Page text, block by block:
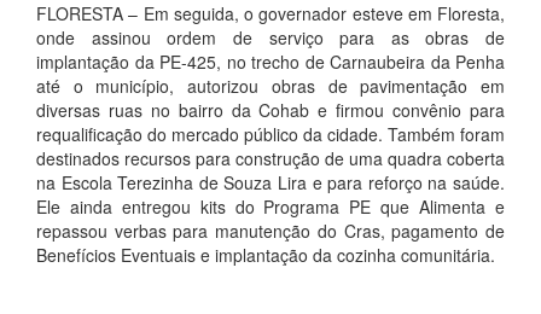
FLORESTA – Em seguida, o governador esteve em Floresta,
onde assinou ordem de serviço para as obras de
implantação da PE-425, no trecho de Carnaubeira da Penha
até o município, autorizou obras de pavimentação em
diversas ruas no bairro da Cohab e firmou convênio para
requalificação do mercado público da cidade. Também foram
destinados recursos para construção de uma quadra coberta
na Escola Terezinha de Souza Lira e para reforço na saúde.
Ele ainda entregou kits do Programa PE que Alimenta e
repassou verbas para manutenção do Cras, pagamento de
Benefícios Eventuais e implantação da cozinha comunitária.